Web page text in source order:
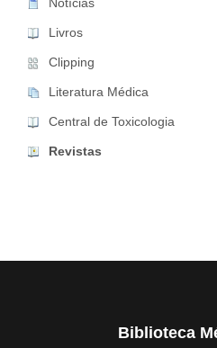
Livros
Clipping
Literatura Médica
Central de Toxicologia
Revistas
Biblioteca